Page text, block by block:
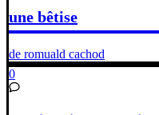
une bêtise
de romuald cachod
0